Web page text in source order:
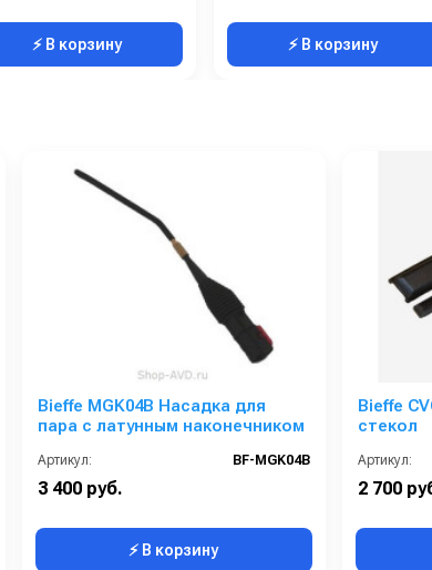
⚡ В корзину ⚡ В корзину
Bieffe MGK04B Насадка для
пара c латунным наконечником
Артикул: BF-MGK04B
3 400 руб.
⚡ В корзину
Bieffe
стекол
Артикул:
2 700